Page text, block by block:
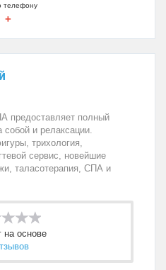
телефону
+
предоставляет полный
собой и релаксации.
трихология,
сервис, новейшие
таласотерапия, СПА и
на основе